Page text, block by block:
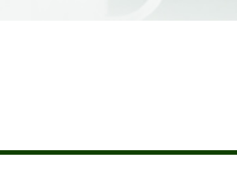
グ 企業